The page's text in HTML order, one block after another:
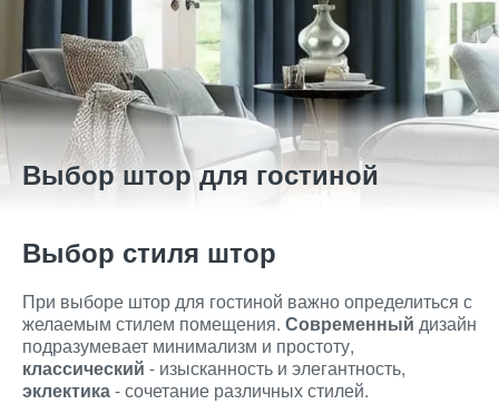
Выбор штор для гостиной
Выбор стиля штор
При выборе штор для гостиной важно определиться с
желаемым стилем помещения. Современный дизайн
подразумевает минимализм и простоту,
классический - изысканность и элегантность,
эклектика- сочетание различных стилей.